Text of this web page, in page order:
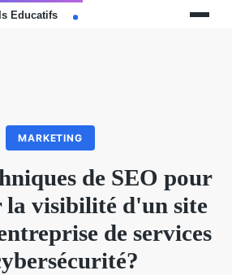
MARKETING
de SEO pour
la visibilité d'un site
de services